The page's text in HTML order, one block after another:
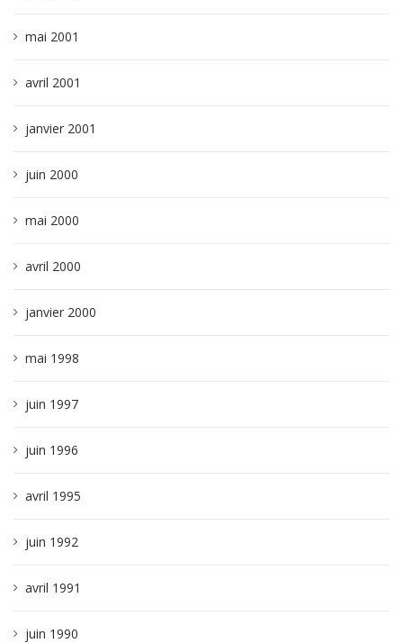
mai 2001
avril 2001
janvier 2001
juin 2000
mai 2000
avril 2000
janvier 2000
mai 1998
juin 1997
juin 1996
avril 1995
juin 1992
avril 1991
juin 1990